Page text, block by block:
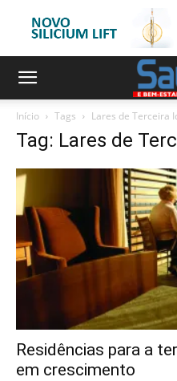
Início Tags Lares de Terceira
Tag: Lares de
Residências para a
em crescimento